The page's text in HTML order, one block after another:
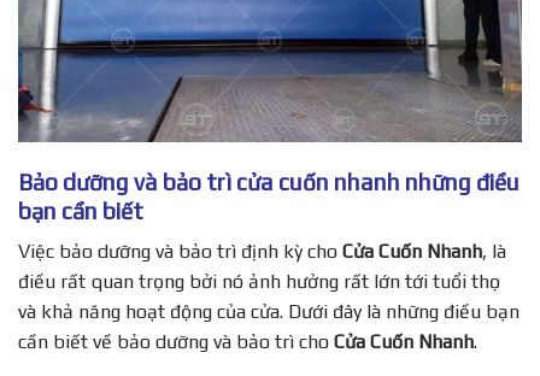
Bảo dưỡng và bảo trì cửa cuốn nhanh những điều
bạn cần biết
Việc bảo dưỡng và bảo trì định kỳ cho Cửa Cuốn Nhanh, là
điều rất quan trọng bởi nó ảnh hưởng rất lớn tới tuổi thọ
và khả năng hoạt động của cửa. Dưới đây là những điều bạn
cần biết về bảo dưỡng và bảo trì cho Cửa Cuốn Nhanh.